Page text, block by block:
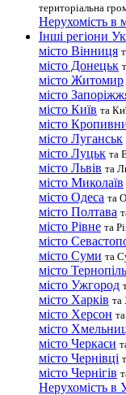
територіальна
Нерухомість в
Інші регіони
місто Вінниця
місто Донецьк
місто Житомир
місто
місто Київ та
місто
місто Луганськ
місто Луцьк та
місто Львів та
місто Миколаїв
місто Одеса та
місто Полтава
місто Рівне та
місто
місто Суми та
місто Тернопіль
місто Ужгород
місто Харків та
місто Херсон
місто
місто Черкаси
місто Чернівці
місто Чернігів
Нерухомість в